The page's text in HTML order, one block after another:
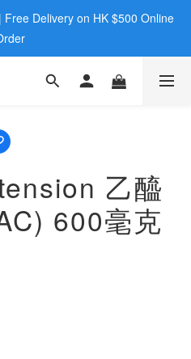
20號12樓B  |  RealDeal 保健品 |
9560 0709
Delivery on HK $500 Online
20號12樓B  |  RealDeal 保健品 |
乙醯
600毫克